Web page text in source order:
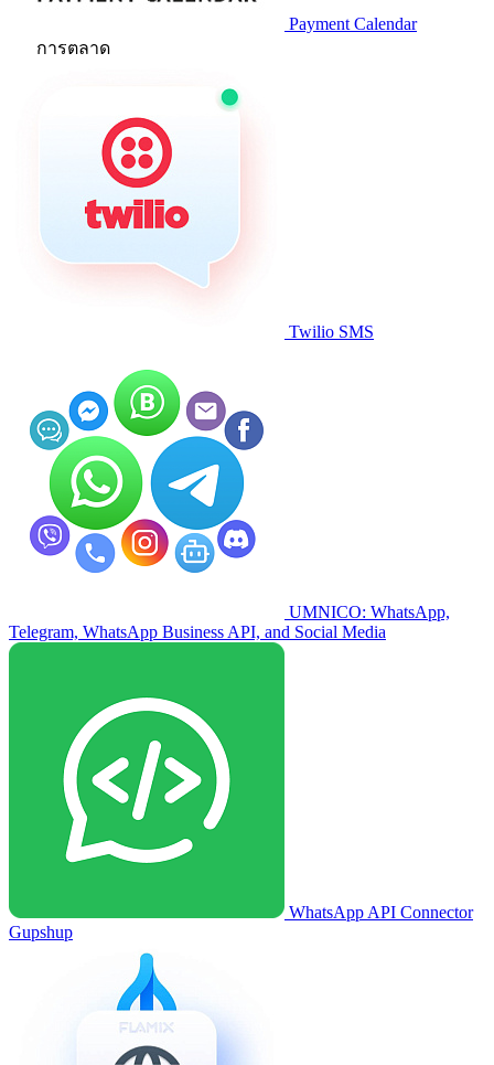
Payment Calendar
การตลาด
Twilio SMS
UMNICO: WhatsApp,
Telegram, WhatsApp Business API, and Social Media
WhatsApp API Connector
Gupshup